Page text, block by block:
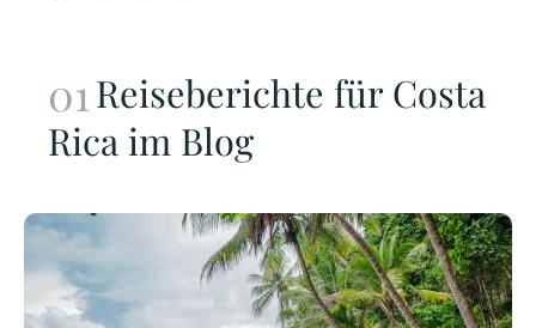
Reiseberichte für Costa
Rica im Blog